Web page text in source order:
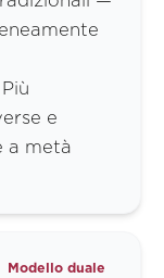
e
a metà
Modello duale